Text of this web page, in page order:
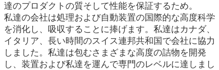
達のプロダクトの質そして性能を保証するため。
私達の会社は処理および自動装置の国際的な高度科学
を消化し、吸収することに捧げます。私達はカナダ、
イタリア、長い時間のスイス連邦共和国で会社に協力
しました。私達は包むさまざまな高度の詰物を開発
し、装置および私達を運んで専門のレベルに達しまし